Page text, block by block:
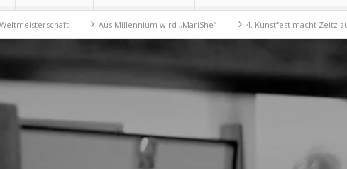
Millennium wird „MariShe“ 4. Kunstfest macht Zeitz zum Kunstwerk